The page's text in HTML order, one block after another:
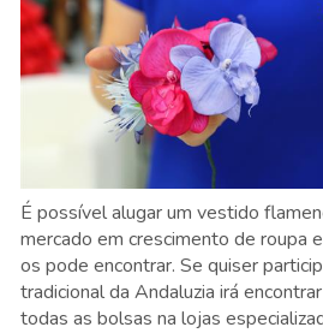
É possível alugar um vestido
mercado em crescimento de roupa
os pode encontrar. Se quiser
tradicional da Andaluzia irá
todas as bolsas na lojas